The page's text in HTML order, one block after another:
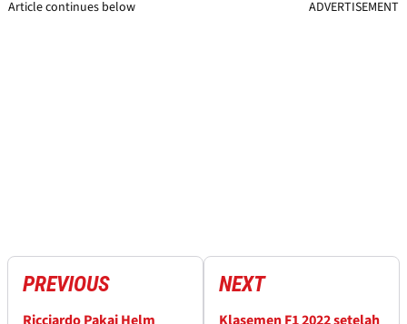
Article continues below ADVERTISEMENT
PREVIOUS NEXT